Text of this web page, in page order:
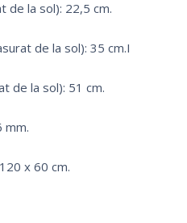
de la sol): 22,5 cm.
de la sol): 35 cm.I
de la sol): 51 cm.
mm.
x 60 cm.